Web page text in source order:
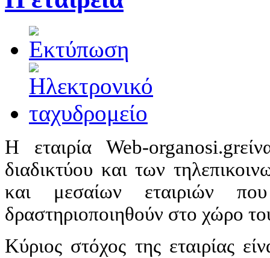
Η εταιρία Web-
διαδικτύου και των
και μεσαίων εταιριών
δραστηριοποιηθούν στο χώρο
Κύριος στόχος της εταιρίας